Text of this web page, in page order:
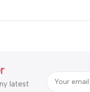
latest